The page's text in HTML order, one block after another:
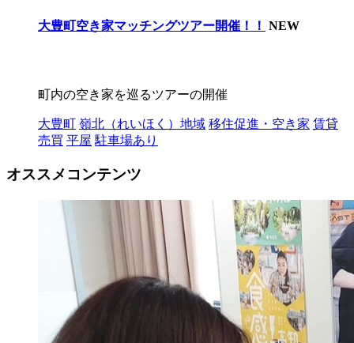
大豊町空き家マッチングツアー開催！！ NEW
町内の空き家を巡るツアーの開催
大豊町 嶺北（れいほく）地域 移住促進・空き家 賃貸
売買 平屋 駐車場あり
オススメコンテンツ